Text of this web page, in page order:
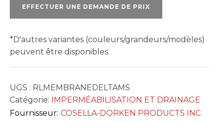
DELTA
MS
EFFECTUER UNE DEMANDE DE PRIX
*D'autres variantes (couleurs/grandeurs/modèles)
peuvent être disponibles.
UGS : RLMEMBRANEDELTAMS
Catégorie: IMPERMÉABILISATION ET DRAINAGE
Fournisseur: COSELLA-DORKEN PRODUCTS INC